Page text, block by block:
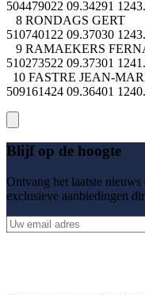
504479022 09.34291
8 RONDAGS
510740122 09.37030
9 RAMAEKERS
510273522 09.37301
10 FASTRE JEAN-
509161424 09.36401
Blijf op de hoogte
Ontvang het laatste
exclusieve aanbiedingen